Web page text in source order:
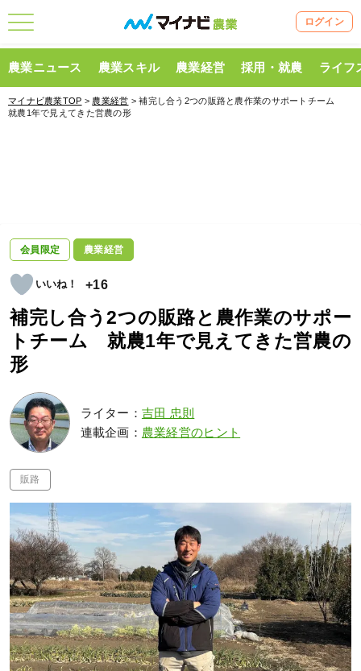
ログイン
農業ニュース 農業スキル 農業経営 採用・就農 ライフ
マイナビ農業TOP > 農業経営 > 補完し合う2つの販路と農作業のサポートチーム
就農1年で見えてきた営農の形
会員限定 農業経営
+16
補完し合う2つの販路と農作業のサポー
トチーム 就農1年で見えてきた営農の
形
ライター： 吉田 忠則
連載企画： 農業経営のヒント
販路